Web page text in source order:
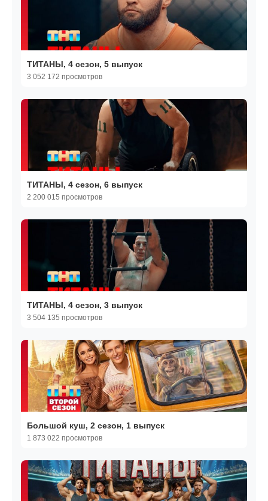
ТИТАНЫ, 4 сезон, 5 выпуск
3 052 172 просмотров
ТИТАНЫ, 4 сезон, 6 выпуск
2 200 015 просмотров
ТИТАНЫ, 4 сезон, 3 выпуск
3 504 135 просмотров
Большой куш, 2 сезон, 1 выпуск
1 873 022 просмотров